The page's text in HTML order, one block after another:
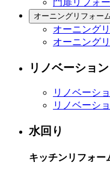
門扉リフォ
オーニングリフォー
オーニング
オーニング
リノベーション
リノベーシ
リノベーシ
水回り
キッチンリフォー